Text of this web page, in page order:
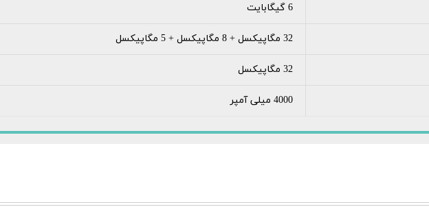
6 گیگابایت
32 مگاپیکسل + 8 مگاپیکسل + 5 مگاپیکسل
32 مگاپیکسل
4000 میلی آمپر